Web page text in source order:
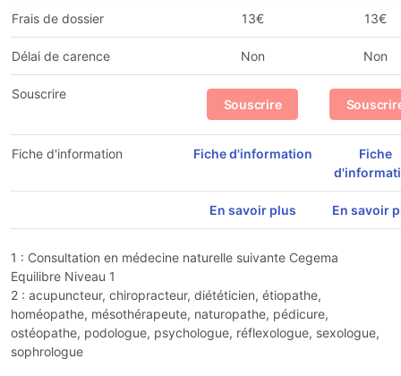
Frais de dossier 13€ 13€
Délai de carence Non Non
Souscrire
Souscrire
Fiche d'information Fiche d'information
Fiche
En savoir plus En savoir
1 : Consultation en médecine naturelle suivante Cegema
Equilibre Niveau 1
2 : acupuncteur, chiropracteur, diététicien, étiopathe,
homéopathe, mésothérapeute, naturopathe, pédicure,
ostéopathe, podologue, psychologue, réflexologue, sexologue,
sophrologue